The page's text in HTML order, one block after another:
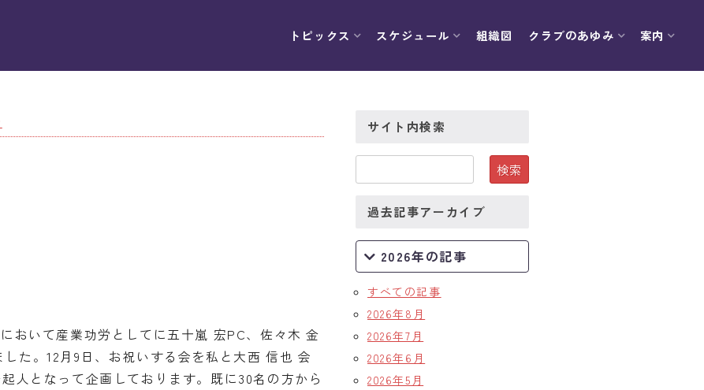
トピックス スケジュール 組織図 クラブのあゆみ 案内
おいて産業功労としてに五十嵐 宏PC、佐々木 金
た。12月9日、お祝いする会を私と大西 信也 会
人となって企画しております。既に30名の方から
サイト内検索
過去記事アーカイブ
2026年の記事
すべての記事
2026年8月
2026年7月
2026年6月
2026年5月